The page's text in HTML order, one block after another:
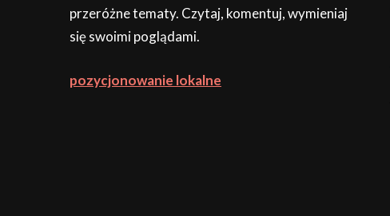
przeróżne tematy. Czytaj, komentuj, wymieniaj
się swoimi poglądami.
pozycjonowanie lokalne